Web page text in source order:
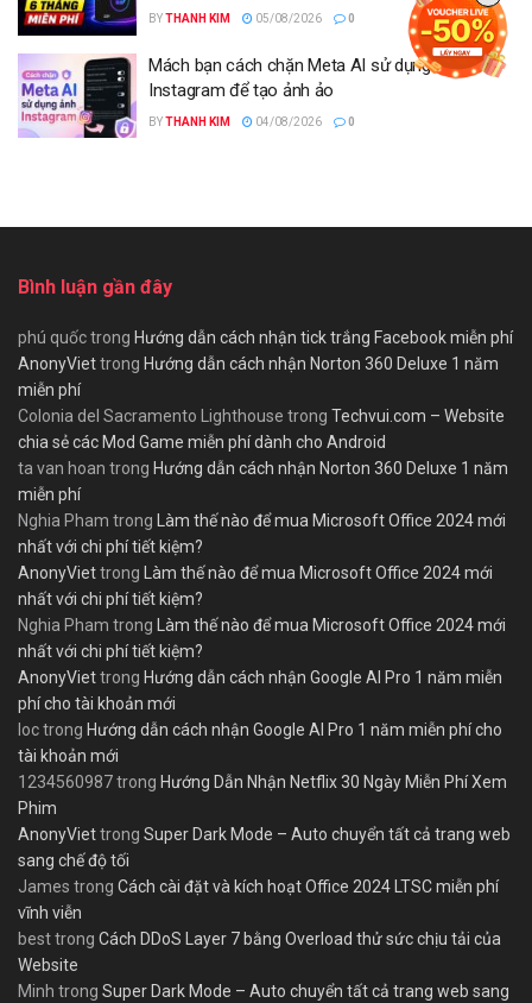
BYTHANH KIM 05/08/2026 0
Mách bạn cách chặn Meta AI sử dụng ảnh
Instagram để tạo ảnh ảo
BYTHANH KIM 04/08/2026 0
Bình luận gần đây
phú quốctrong Hướng dẫn cách nhận tick trắng Facebook miễn phí
AnonyViettrong Hướng dẫn cách nhận Norton 360 Deluxe 1 năm
miễn phí
Colonia del Sacramento Lighthouse trong Techvui.com – Website
chia sẻ các Mod Game miễn phí dành cho Android
ta van hoan trong Hướng dẫn cách nhận Norton 360 Deluxe 1 năm
miễn phí
Nghia Pham trong Làm thế nào để mua Microsoft Office 2024 mới
nhất với chi phí tiết kiệm?
AnonyViettrong Làm thế nào để mua Microsoft Office 2024 mới
nhất với chi phí tiết kiệm?
Nghia Pham trong Làm thế nào để mua Microsoft Office 2024 mới
nhất với chi phí tiết kiệm?
AnonyViettrong Hướng dẫn cách nhận Google AI Pro 1 năm miễn
phí cho tài khoản mới
loctrong Hướng dẫn cách nhận Google AI Pro 1 năm miễn phí cho
tài khoản mới
1234560987trong Hướng Dẫn Nhận Netflix 30 Ngày Miễn Phí Xem
Phim
AnonyViettrong Super Dark Mode – Auto chuyển tất cả trang web
sang chế độ tối
James trong Cách cài đặt và kích hoạt Office 2024 LTSC miễn phí
vĩnh viễn
besttrong Cách DDoS Layer 7 bằng Overload thử sức chịu tải của
Website
Minh trong Super Dark Mode – Auto chuyển tất cả trang web sang